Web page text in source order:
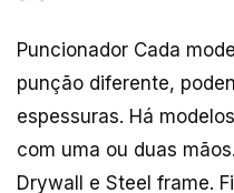
Puncionador Cada
punção diferente,
espessuras. Há
com uma ou duas
Drywall e Steel frame.